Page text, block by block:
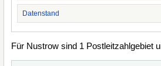
Datenstand
Für Nustrow sind 1 Postleitzahlgebiet